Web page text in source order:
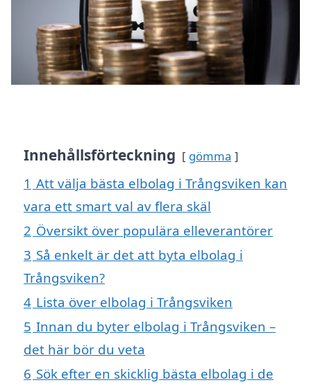
Innehållsförteckning gömma
1 Att välja bästa elbolag i Trångsviken kan
vara ett smart val av flera skäl
2 Översikt över populära elleverantörer
3 Så enkelt är det att byta elbolag i
Trångsviken?
4 Lista över elbolag i Trångsviken
5 Innan du byter elbolag i Trångsviken –
det här bör du veta
6 Sök efter en skicklig bästa elbolag i de